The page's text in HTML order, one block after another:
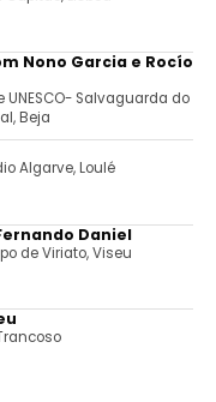
Nono Garcia e Rocío
UNESCO- Salvaguarda do
Beja
Algarve, Loulé
Daniel
de Viriato, Viseu